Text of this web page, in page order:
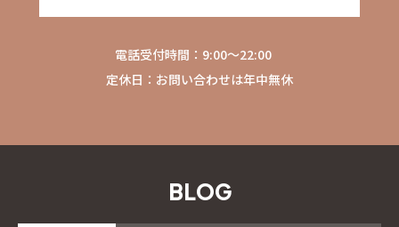
電話受付時間：9:00〜22:00
定休日：お問い合わせは年中無休
BLOG